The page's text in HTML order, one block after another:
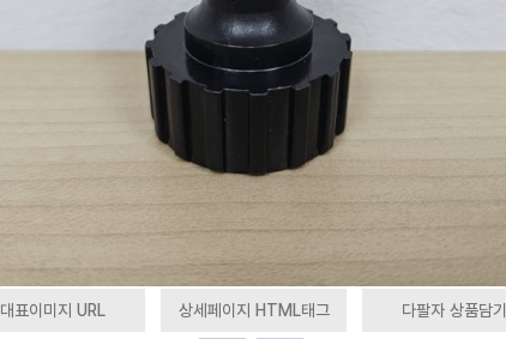
대표이미지 URL 상세페이지 HTML태그 다팔자 상품담기